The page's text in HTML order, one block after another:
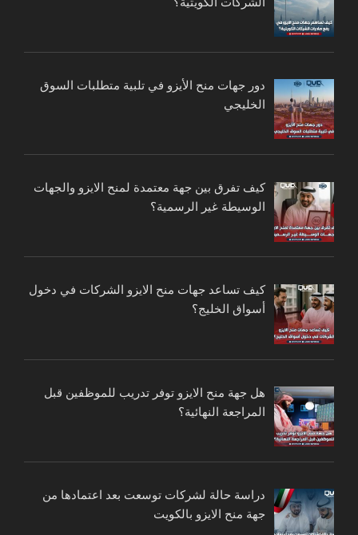
دور جهات منح الأيزو في تلبية متطلبات السوق
الخليجي
كيف تفرق بين جهة معتمدة لمنح الايزو والجهات
الوسيطة غير الرسمية؟
كيف تساعد جهات منح الايزو الشركات في دخول
أسواق الخليج؟
هل جهة منح الايزو توفر تدريب للموظفين قبل
المراجعة النهائية؟
دراسة حالة لشركات توسعت بعد اعتمادها من
جهة منح الايزو بالكويت